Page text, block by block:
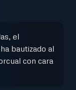
el
bautizado al
con cara